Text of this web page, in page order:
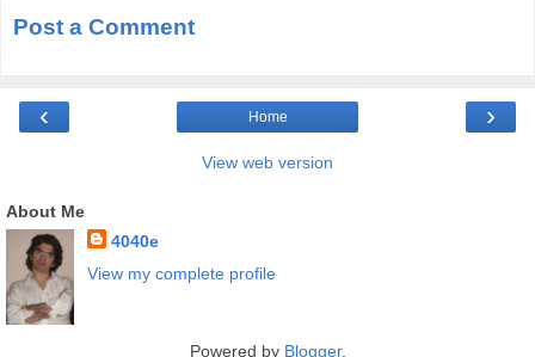
Post a Comment
‹ ›
Home
View web version
About Me
4040e
View my complete profile
Powered by Blogger.